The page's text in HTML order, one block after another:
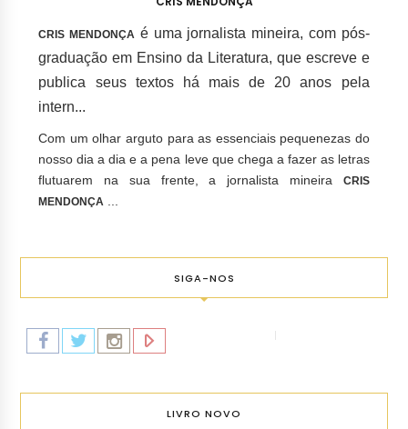
CRIS MENDONÇA
CRIS MENDONÇA é uma jornalista mineira, com pós-
graduação em Ensino da Literatura, que escreve e
publica seus textos há mais de 20 anos pela
intern...
Com um olhar arguto para as essenciais pequenezas do
nosso dia a dia e a pena leve que chega a fazer as letras
flutuarem na sua frente, a jornalista mineira
CRIS
MENDONÇA ...
SIGA-NOS
LIVRO NOVO